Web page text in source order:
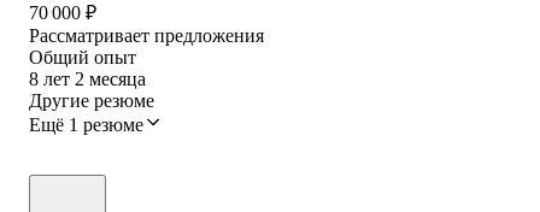
70 000 ₽
Рассматривает предложения
Общий опыт
8 лет 2 месяца
Другие резюме
Ещё 1 резюме